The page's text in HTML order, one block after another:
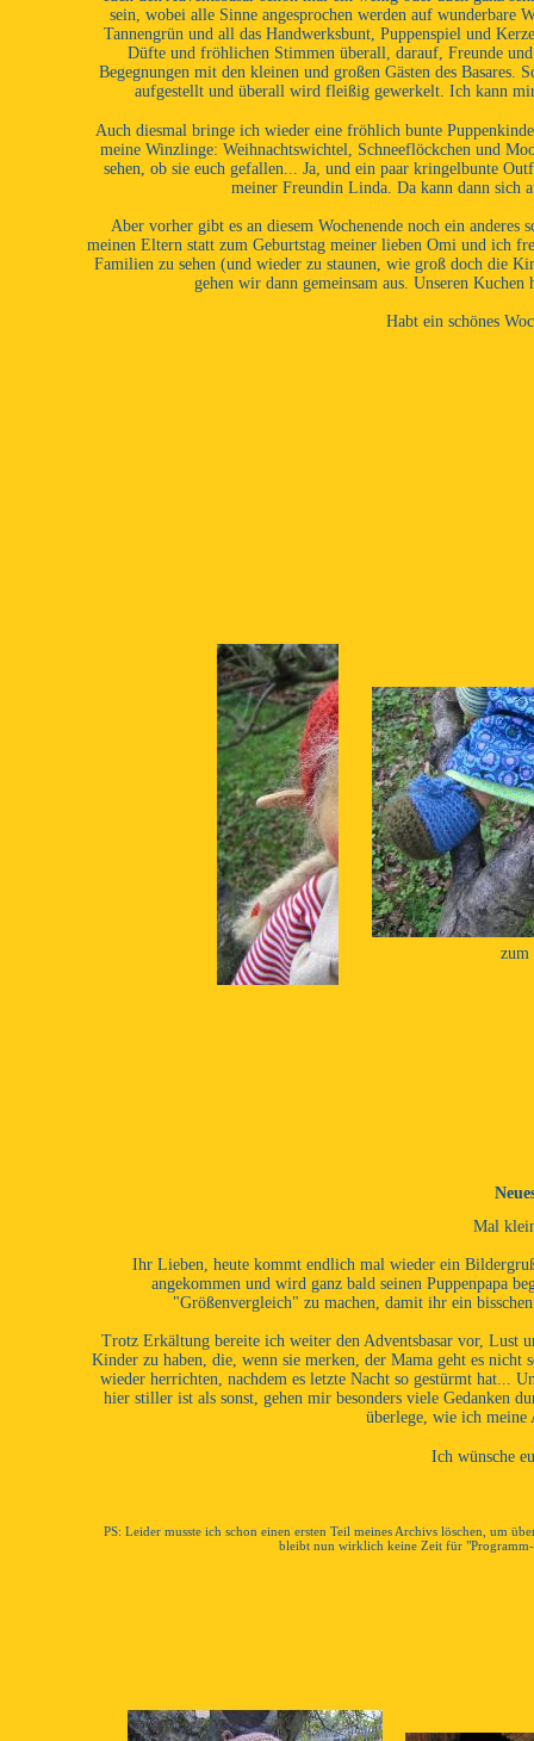
sein, wobei alle Sinne angesprochen werden auf wunderbare
Tannengrün und all das Handwerksbunt, Puppenspiel und
Düfte und fröhlichen Stimmen überall, darauf, Freunde
Begegnungen mit den kleinen und großen Gästen des
aufgestellt und überall wird fleißig gewerkelt. Ich kann
Auch diesmal bringe ich wieder eine fröhlich bunte
meine Winzlinge: Weihnachtswichtel, Schneeflöckchen und
sehen, ob sie euch gefallen... Ja, und ein paar kringelbunte
meiner Freundin Linda. Da kann dann sich
Aber vorher gibt es an diesem Wochenende noch ein
meinen Eltern statt zum Geburtstag meiner lieben Omi und ich
Familien zu sehen (und wieder zu staunen, wie groß doch die
gehen wir dann gemeinsam aus. Unseren
Habt ein schönes
zum
Mal
Ihr Lieben, heute kommt endlich mal wieder ein
angekommen und wird ganz bald seinen Puppenpapa
"Größenvergleich" zu machen, damit ihr ein
Trotz Erkältung bereite ich weiter den Adventsbasar vor, Lust
Kinder zu haben, die, wenn sie merken, der Mama geht es nicht
wieder herrichten, nachdem es letzte Nacht so gestürmt hat...
hier stiller ist als sonst, gehen mir besonders viele Gedanken
überlege, wie ich meine
Ich wünsche
PS: Leider musste ich schon einen ersten Teil meines Archivs löschen, um
bleibt nun wirklich keine Zeit für